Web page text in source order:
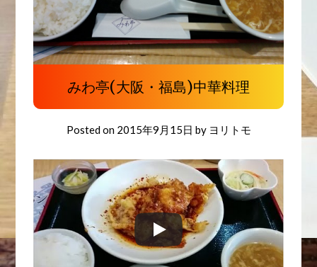
みわ亭(大阪・福島)中華料理
Posted on 2015年9月15日 by ヨリトモ